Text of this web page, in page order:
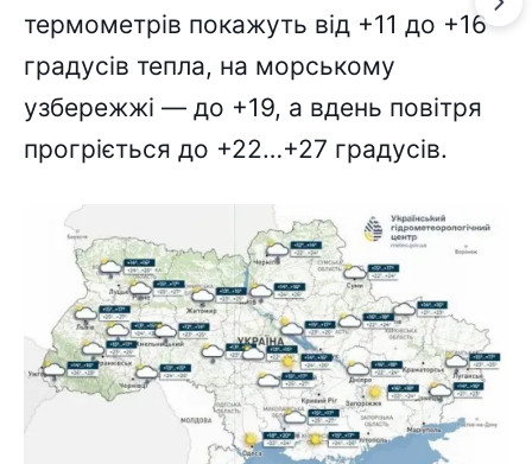
термометрів покажуть від +11 до +16
градусів тепла, на морському
узбережжі — до +19, а вдень повітря
прогріється до +22…+27 градусів.